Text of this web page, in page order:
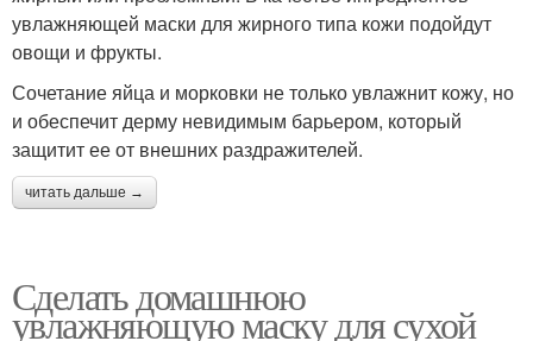
увлажняющей маски для жирного типа кожи подойдут
овощи и фрукты.
Сочетание яйца и морковки не только увлажнит кожу, но
и обеспечит дерму невидимым барьером, который
защитит ее от внешних раздражителей.
читать дальше →
Сделать домашнюю
увлажняющую маску для сухой